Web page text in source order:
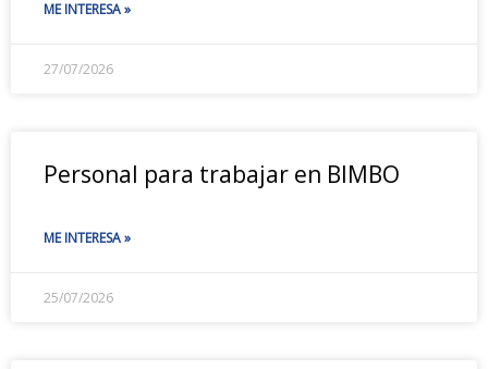
ME INTERESA »
27/07/2026
Personal para trabajar en BIMBO
ME INTERESA »
25/07/2026